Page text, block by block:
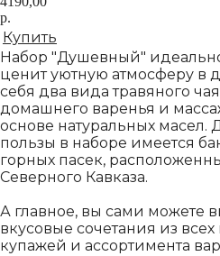
р.
Купить
Набор "Душевный"
ценит уютную атмосферу в
себя два вида травяного
домашнего варенья и
основе натуральных масел.
пользы в наборе имеется
горных пасек,
Северного Кавказа.
А главное, вы сами можете
вкусовые сочетания из
купажей и ассортимента